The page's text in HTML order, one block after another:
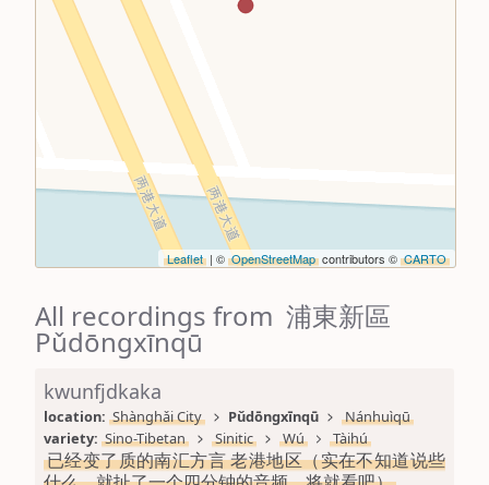
Leaflet | © OpenStreetMap contributors © CARTO
All recordings from 浦東新區
Pǔdōngxīnqū
kwunfjdkaka
location: Shànghǎi City Pǔdōngxīnqū
Nánhuìqū
variety: Sino-Tibetan Sinitic Wú Tàihú
已经变了质的南汇方言 老港地区（实在不知道说些